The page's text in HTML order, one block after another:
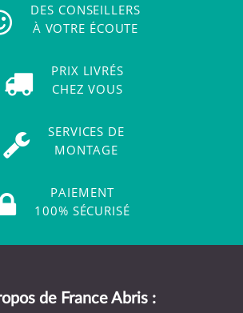
DES CONSEILLERS
À VOTRE ÉCOUTE
PRIX LIVRÉS
CHEZ VOUS
SERVICES DE
MONTAGE
PAIEMENT
100% SÉCURISÉ
de France Abris :